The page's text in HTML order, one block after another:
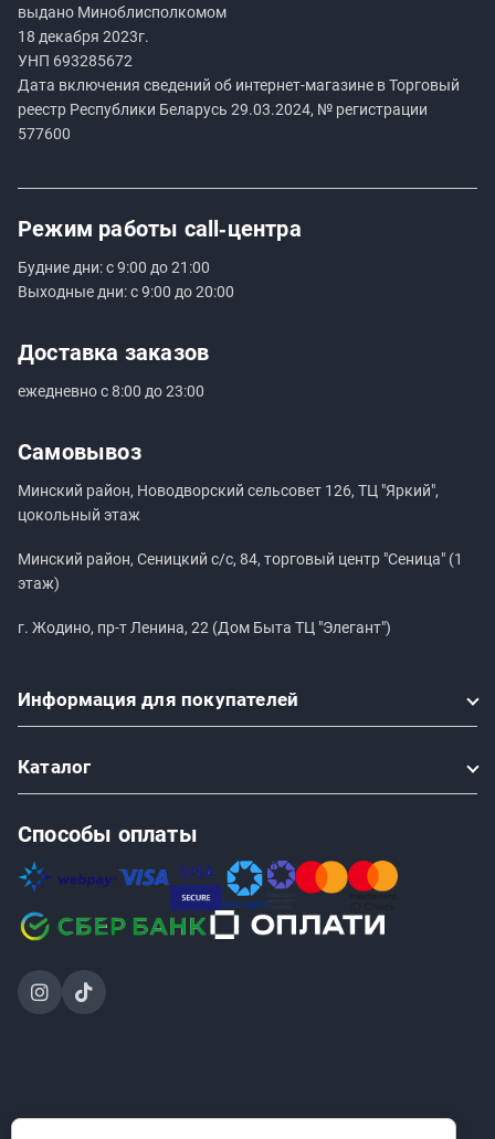
выдано Миноблисполкомом
18 декабря 2023г.
УНП 693285672
Дата включения сведений об интернет-магазине в Торговый
реестр Республики Беларусь 29.03.2024, № регистрации
577600
Режим работы call‑центра
Будние дни: с 9:00 до 21:00
Выходные дни: с 9:00 до 20:00
Доставка заказов
ежедневно с 8:00 до 23:00
Самовывоз
Минский район, Новодворский сельсовет 126, ТЦ "Яркий",
цокольный этаж
Минский район, Сеницкий с/с, 84, торговый центр "Сеница" (1
этаж)
г. Жодино, пр-т Ленина, 22 (Дом Быта ТЦ "Элегант")
Информация для покупателей
Каталог
Способы оплаты